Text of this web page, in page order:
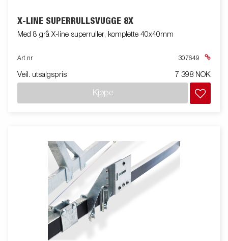
X-LINE SUPERRULLSVUGGE 8X
Med 8 grå X-line superruller, komplette 40x40mm
Art nr 307649
Veil. utsalgspris 7 398 NOK
Kjøpe